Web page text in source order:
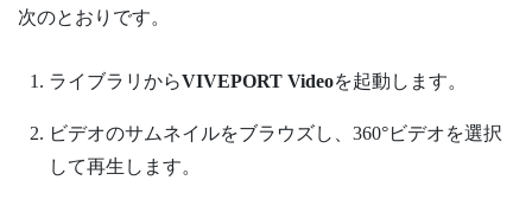
次のとおりです。
ライブラリ からVIVEPORT Videoを起動します。
ビデオのサムネイルをブラウズし、360°ビデオを選択
して再生します。